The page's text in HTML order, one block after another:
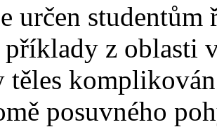
určen
příklady z oblasti
těles
posuvného